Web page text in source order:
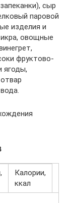
сыр
паровой
изделия и
икра, овощные
фруктово-
ягоды,
Калории,
ккал